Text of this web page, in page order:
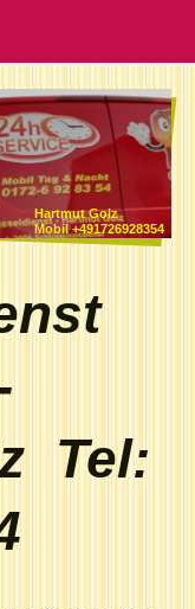
Hartmut Golz
Mobil +491726928354
Tel: